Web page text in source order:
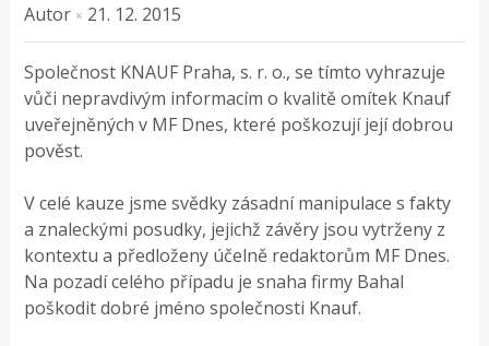
Autor × 21. 12. 2015
Společnost KNAUF Praha, s. r. o., se tímto vyhrazuje
vůči nepravdivým informacím o kvalitě omítek Knauf
uveřejněných v MF Dnes, které poškozují její dobrou
pověst.
V celé kauze jsme svědky zásadní manipulace s fakty
a znaleckými posudky, jejichž závěry jsou vytrženy z
kontextu a předloženy účelně redaktorům MF Dnes.
Na pozadí celého případu je snaha firmy Bahal
poškodit dobré jméno společnosti Knauf.